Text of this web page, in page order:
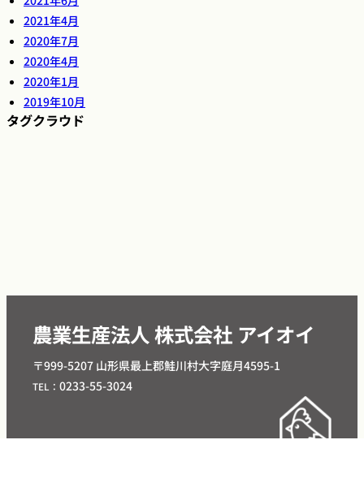
2021年4月
2020年7月
2020年4月
2020年1月
2019年10月
タグクラウド
農業生産法人 株式会社 アイオイ
〒999-5207 山形県最上郡鮭川村大字庭月4595-1
TEL： 0233-55-3024